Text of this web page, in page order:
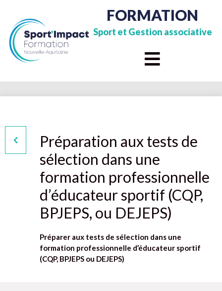
FORMATION
Sport et Gestion associative
Préparation aux tests de
sélection dans une
formation professionnelle
d’éducateur sportif (CQP,
BPJEPS, ou DEJEPS)
Préparer aux tests de sélection dans une
formation professionnelle d’éducateur sportif
(CQP, BPJEPS ou DEJEPS)